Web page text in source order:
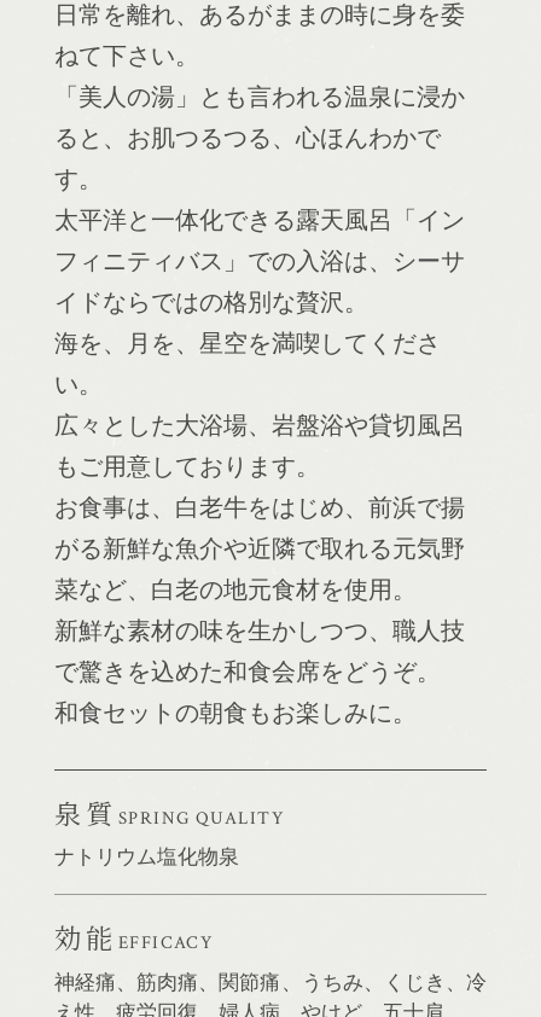
日常を離れ、あるがままの時に身を委
ねて下さい。
「美人の湯」とも言われる温泉に浸か
ると、お肌つるつる、心ほんわかで
す。
太平洋と一体化できる露天風呂「イン
フィニティバス」での入浴は、シーサ
イドならではの格別な贅沢。
海を、月を、星空を満喫してくださ
い。
広々とした大浴場、岩盤浴や貸切風呂
もご用意しております。
お食事は、白老牛をはじめ、前浜で揚
がる新鮮な魚介や近隣で取れる元気野
菜など、白老の地元食材を使用。
新鮮な素材の味を生かしつつ、職人技
で驚きを込めた和食会席をどうぞ。
和食セットの朝食もお楽しみに。
泉質 SPRING QUALITY
ナトリウム塩化物泉
効能 EFFICACY
神経痛、筋肉痛、関節痛、うちみ、くじき、冷
え性、疲労回復、婦人病、やけど、五十肩